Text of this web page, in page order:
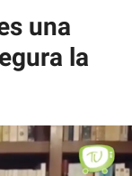
una
la